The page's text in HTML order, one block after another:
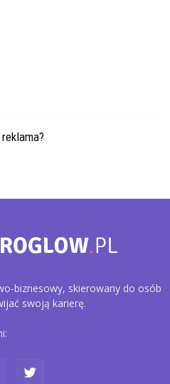
biznesowy, skierowany do osób
swoją karierę.